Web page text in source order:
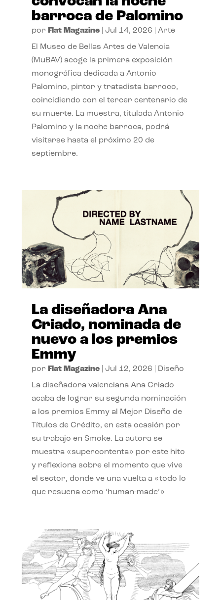
barroca de Palomino
por Flat Magazine| Jul 14, 2026 Arte
El Museo de Bellas Artes de Valencia
(MuBAV) acoge la primera exposición
monográfica dedicada a Antonio
Palomino, pintor y tratadista barroco,
coincidiendo con el tercer centenario de
su muerte. La muestra, titulada Antonio
Palomino y la noche barroca, podrá
visitarse hasta el próximo 20 de
septiembre.
La diseñadora Ana
Criado, nominada de
nuevo a los premios
Emmy
por Flat Magazine| Jul 12, 2026 Diseño
La diseñadora valenciana Ana Criado
acaba de lograr su segunda nominación
a los premios Emmy al Mejor Diseño de
Títulos de Crédito, en esta ocasión por
su trabajo en Smoke. La autora se
muestra «supercontenta» por este hito
y reflexiona sobre el momento que vive
el sector, donde ve una vuelta a «todo lo
que resuena como ‘human-made’»